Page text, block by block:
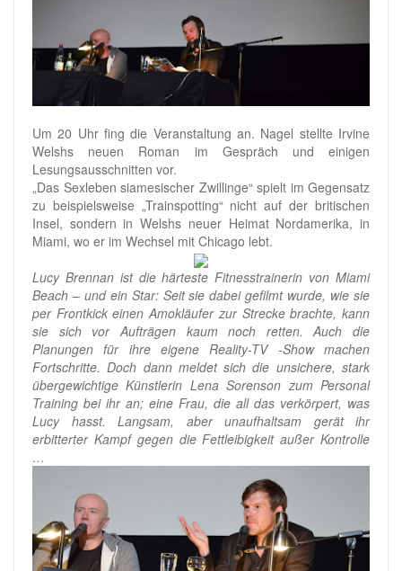
Um 20 Uhr fing die Veranstaltung an. Nagel stellte Irvine
Welshs neuen Roman im Gespräch und einigen
Lesungsausschnitten vor.
„Das Sexleben siamesischer Zwillinge“ spielt im Gegensatz
zu beispielsweise „Trainspotting“ nicht auf der britischen
Insel, sondern in Welshs neuer Heimat Nordamerika, in
Miami, wo er im Wechsel mit Chicago lebt.
Lucy Brennan ist die härteste Fitnesstrainerin von Miami
Beach – und ein Star: Seit sie dabei gefilmt wurde, wie sie
per Frontkick einen Amokläufer zur Strecke brachte, kann
sie sich vor Aufträgen kaum noch retten. Auch die
Planungen für ihre eigene Reality-TV -Show machen
Fortschritte. Doch dann meldet sich die unsichere, stark
übergewichtige Künstlerin Lena Sorenson zum Personal
Training bei ihr an; eine Frau, die all das verkörpert, was
Lucy hasst. Langsam, aber unaufhaltsam gerät ihr
erbitterter Kampf gegen die Fettleibigkeit außer Kontrolle
…